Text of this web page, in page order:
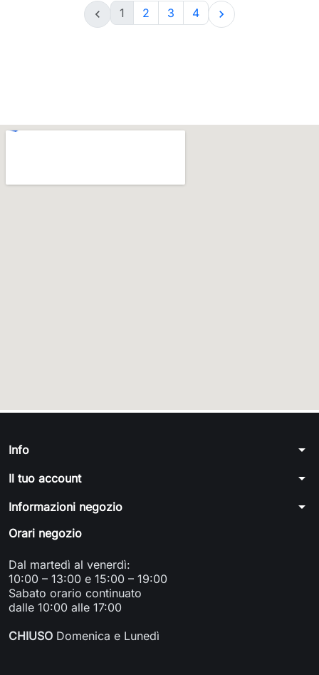
 1 2 3 4 
Info arrow_drop_down
Il tuo account arrow_drop_down
Informazioni negozio arrow_drop_down
Orari negozio
Dal martedì al venerdì:
10:00 – 13:00 e 15:00 – 19:00
Sabato orario continuato
dalle 10:00 alle 17:00
CHIUSO Domenica e Lunedì